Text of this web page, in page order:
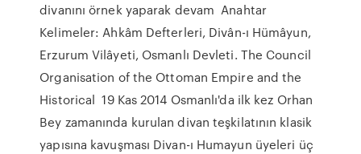
divanını örnek yaparak devam Anahtar
Kelimeler: Ahkâm Defterleri, Divân-ı Hümâyun,
Erzurum Vilâyeti, Osmanlı Devleti. The Council
Organisation of the Ottoman Empire and the
Historical 19 Kas 2014 Osmanlı'da ilk kez Orhan
Bey zamanında kurulan divan teşkilatının klasik
yapısına kavuşması Divan-ı Humayun üyeleri üç